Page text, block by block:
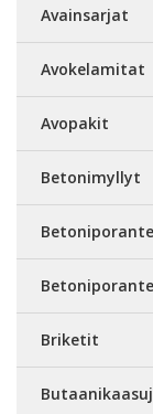
Avainsarjat
Avokelamitat
Avopakit
Betonimyllyt
Briketit